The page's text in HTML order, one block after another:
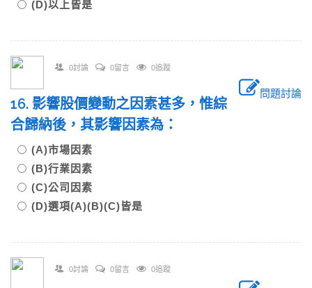
(D)以上皆是
0討論 0留言 0追蹤
問題討論
16. 影響股價變動之因素甚多，惟綜
合歸納後，其影響因素為：
(A)市場因素
(B)行業因素
(C)公司因素
(D)選項(A)(B)(C)皆是
0討論 0留言 0追蹤